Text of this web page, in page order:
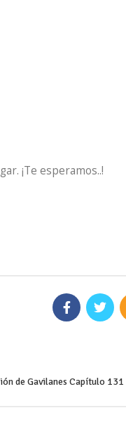
¡Te esperamos..!
de Gavilanes Capítulo